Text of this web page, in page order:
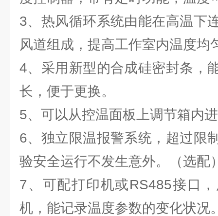
3、热风循环系统由能在高温下
风道组成，提高工作室内温度均
4、采用新型的合成硅密封条，
长，便于更换。
5、可以从控温面板上调节箱内
6、独立限温报警系统，超过限
验安全运行不发生意外。（选配
7、可配打印机或RS485接口
机，能记录温度参数的变化状况